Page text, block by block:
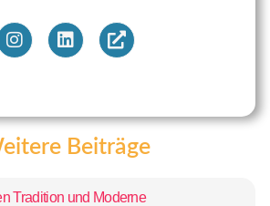
Beiträge
Tradition und Moderne